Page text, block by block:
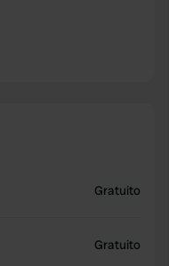
Gratuito
Gratuito